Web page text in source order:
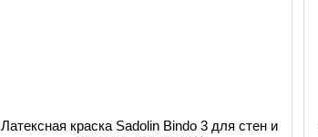
Латексная краска Sadolin Bindo 3 для стен и